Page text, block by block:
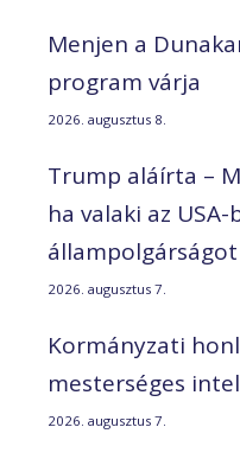
Menjen a
program várja
2026. augusztus 8.
Trump aláírta –
ha valaki az
2026. augusztus 7.
Kormányzati
mesterséges
2026. augusztus 7.